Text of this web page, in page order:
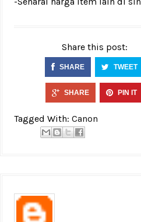
Share this post:
SHARE TWEET
SHARE PIN IT
Tagged With: Canon